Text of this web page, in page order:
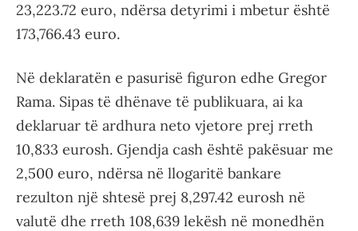
23,223.72 euro, ndërsa detyrimi i mbetur është
173,766.43 euro.
Në deklaratën e pasurisë figuron edhe Gregor
Rama. Sipas të dhënave të publikuara, ai ka
deklaruar të ardhura neto vjetore prej rreth
10,833 eurosh. Gjendja cash është pakësuar me
2,500 euro, ndërsa në llogaritë bankare
rezulton një shtesë prej 8,297.42 eurosh në
valutë dhe rreth 108,639 lekësh në monedhën